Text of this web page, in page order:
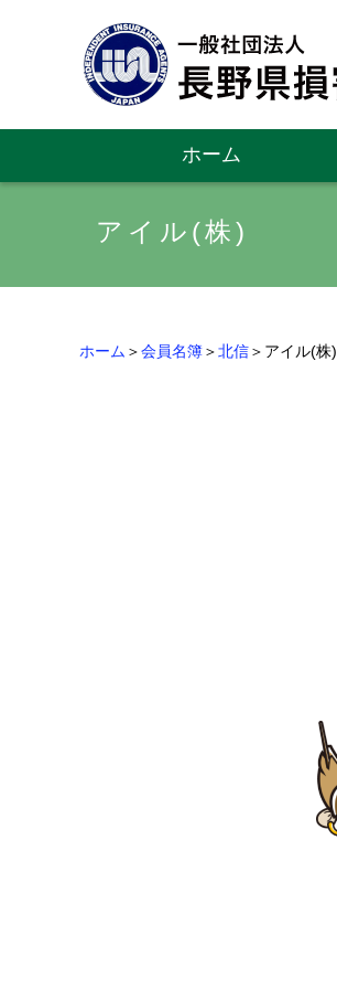
ホーム
アイル(株)
ホーム ＞会員名簿＞北信＞アイル(株)